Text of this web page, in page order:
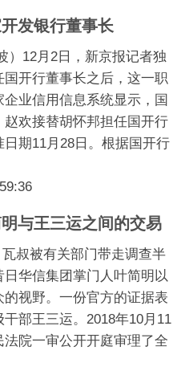
发银行董事长
）12月2日，新京报记者独
开行董事长之后，这一职
业信用信息系统显示，国
欢接替胡怀邦担任国开行
期11月28日。根据国开行
与王三运之间的交易
叔被有关部门带走调查半
华信集团掌门人叶简明以
视野。一份官方的证据表
部王三运。2018年10月11
院一审公开开庭审理了全